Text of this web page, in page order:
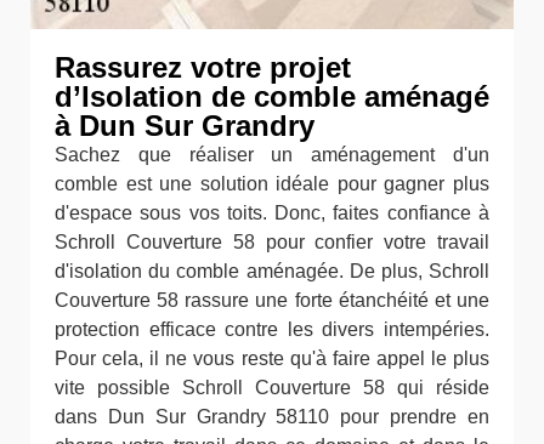
Rassurez votre projet
d’Isolation de comble aménagé
à Dun Sur Grandry
Sachez que réaliser un aménagement d'un
comble est une solution idéale pour gagner plus
d'espace sous vos toits. Donc, faites confiance à
Schroll Couverture 58 pour confier votre travail
d'isolation du comble aménagée. De plus, Schroll
Couverture 58 rassure une forte étanchéité et une
protection efficace contre les divers intempéries.
Pour cela, il ne vous reste qu'à faire appel le plus
vite possible Schroll Couverture 58 qui réside
dans Dun Sur Grandry 58110 pour prendre en